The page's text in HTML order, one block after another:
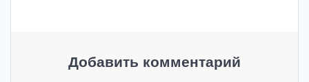
Добавить комментарий